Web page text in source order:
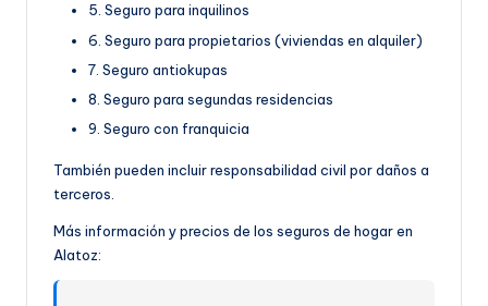
5. Seguro para inquilinos
6. Seguro para propietarios (viviendas en alquiler)
7. Seguro antiokupas
8. Seguro para segundas residencias
9. Seguro con franquicia
También pueden incluir responsabilidad civil por daños a
terceros.
Más información y precios de los seguros de hogar en
Alatoz: